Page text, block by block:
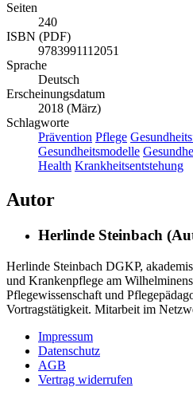
Seiten
240
ISBN (PDF)
9783991112051
Sprache
Deutsch
Erscheinungsdatum
2018 (März)
Schlagworte
Prävention Pflege
Gesundheitsmodelle
Health Krankheitsentstehung
Autor
Herlinde Steinbach
Herlinde Steinbach DGKP,
und Krankenpflege am
Pflegewissenschaft und
Vortragstätigkeit. Mitarbeit im
Impressum
Datenschutz
AGB
Vertrag widerrufen